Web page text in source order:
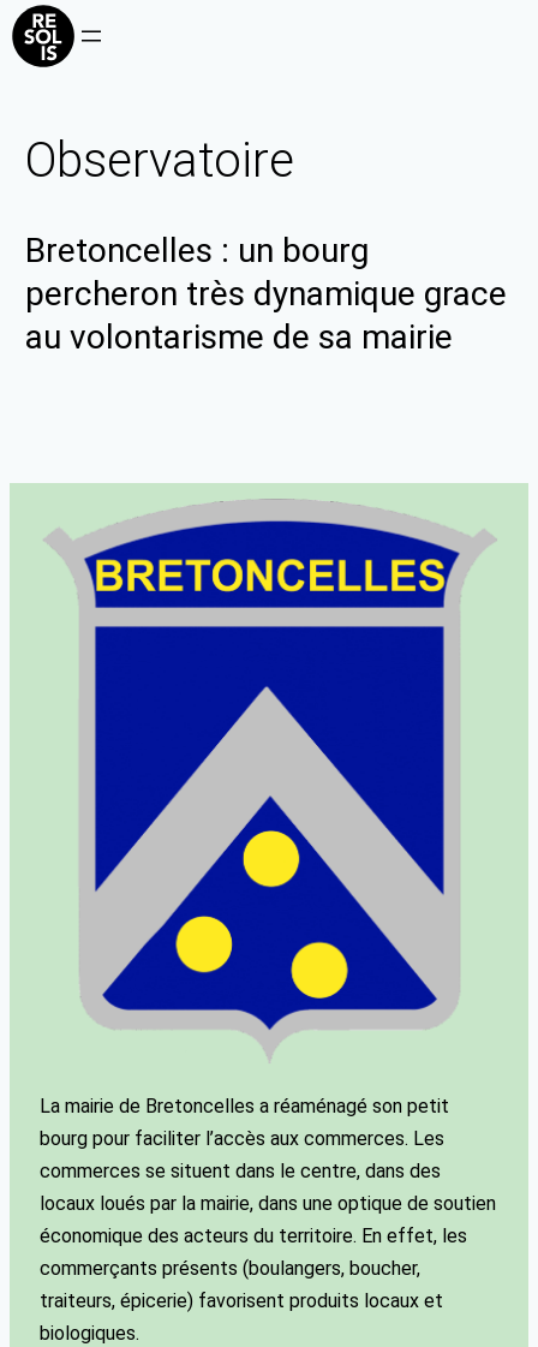
Observatoire
Bretoncelles : un bourg
percheron très dynamique grace
au volontarisme de sa mairie
La mairie de Bretoncelles a réaménagé son petit
bourg pour faciliter l’accès aux commerces. Les
commerces se situent dans le centre, dans des
locaux loués par la mairie, dans une optique de soutien
économique des acteurs du territoire. En effet, les
commerçants présents (boulangers, boucher,
traiteurs, épicerie) favorisent produits locaux et
biologiques.